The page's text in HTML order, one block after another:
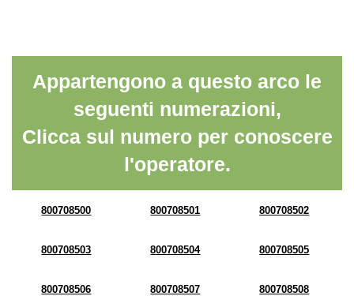
Appartengono a questo arco le
seguenti numerazioni,
Clicca sul numero per conoscere
l'operatore.
800708500 800708501 800708502
800708503 800708504 800708505
800708506 800708507 800708508